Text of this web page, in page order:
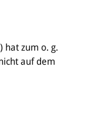
hat zum o. g.
auf dem